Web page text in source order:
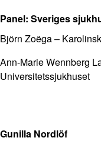
Panel: Sveriges
Björn Zoëga –
Ann-Marie Wennberg
Universitetssjukhuset
Gunilla Nordlöf